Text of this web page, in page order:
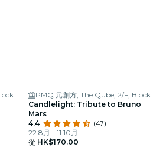
PMQ 元創方, The Qube, 2/F, Block A
PMQ 元創方, The Qube, 2/F, Block A
Candlelight: Tribute to Bruno
Mars
4.4
(47)
22 8月 - 11 10月
從 HK$170.00